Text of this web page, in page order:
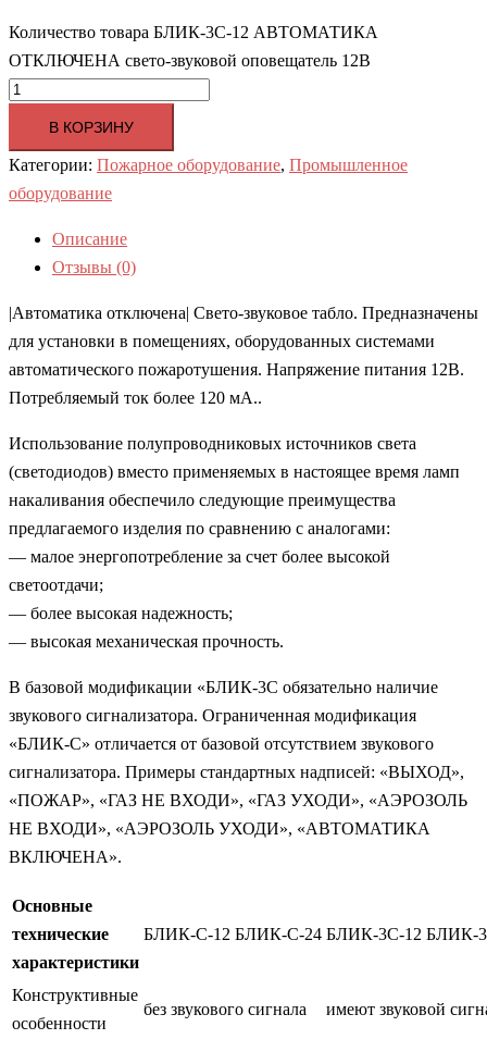
Количество товара БЛИК-3С-12 АВТОМАТИКА
ОТКЛЮЧЕНА свето-звуковой оповещатель 12В
В КОРЗИНУ
Категории: Пожарное оборудование, Промышленное
оборудование
Описание
Отзывы (0)
|Автоматика отключена| Свето-звуковое табло. Предназначены
для установки в помещениях, оборудованных системами
автоматического пожаротушения. Напряжение питания 12В.
Потребляемый ток более 120 мА..
Использование полупроводниковых источников света
(светодиодов) вместо применяемых в настоящее время ламп
накаливания обеспечило следующие преимущества
предлагаемого изделия по сравнению с аналогами:
— малое энергопотребление за счет более высокой
светоотдачи;
— более высокая надежность;
— высокая механическая прочность.
В базовой модификации «БЛИК-3С обязательно наличие
звукового сигнализатора. Ограниченная модификация
«БЛИК-С» отличается от базовой отсутствием звукового
сигнализатора. Примеры стандартных надписей: «ВЫХОД»,
«ПОЖАР», «ГАЗ НЕ ВХОДИ», «ГАЗ УХОДИ», «АЭРОЗОЛЬ
НЕ ВХОДИ», «АЭРОЗОЛЬ УХОДИ», «АВТОМАТИКА
ВКЛЮЧЕНА».
Основные
технические
характеристики
БЛИК-С-12 БЛИК-С-24 БЛИК-3С-12 БЛИК-
Конструктивные
особенности
без звукового сигнала имеют звуковой